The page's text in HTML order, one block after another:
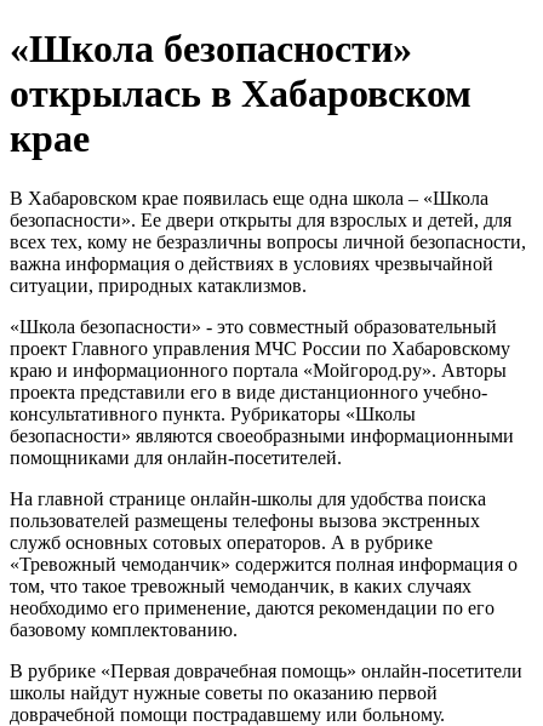
«Школа безопасности»
открылась в Хабаровском
крае
В Хабаровском крае появилась еще одна школа – «Школа
безопасности». Ее двери открыты для взрослых и детей, для
всех тех, кому не безразличны вопросы личной безопасности,
важна информация о действиях в условиях чрезвычайной
ситуации, природных катаклизмов.
«Школа безопасности» - это совместный образовательный
проект Главного управления МЧС России по Хабаровскому
краю и информационного портала «Мойгород.ру». Авторы
проекта представили его в виде дистанционного учебно-
консультативного пункта. Рубрикаторы «Школы
безопасности» являются своеобразными информационными
помощниками для онлайн-посетителей.
На главной странице онлайн-школы для удобства поиска
пользователей размещены телефоны вызова экстренных
служб основных сотовых операторов. А в рубрике
«Тревожный чемоданчик» содержится полная информация о
том, что такое тревожный чемоданчик, в каких случаях
необходимо его применение, даются рекомендации по его
базовому комплектованию.
В рубрике «Первая доврачебная помощь» онлайн-посетители
школы найдут нужные советы по оказанию первой
доврачебной помощи пострадавшему или больному.